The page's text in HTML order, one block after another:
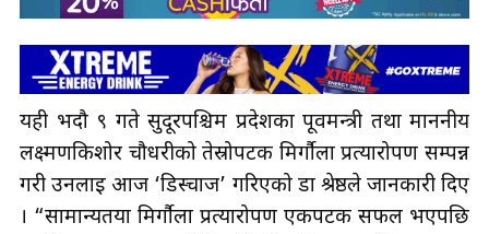
यही भदौ ९ गते सुदूरपश्चिम प्रदेशका पूर्वमन्त्री तथा माननीय
लक्ष्मणकिशोर चौधरीको तेस्रोपटक मिर्गौला प्रत्यारोपण सम्पन्न
गरी उनलाई आज ‘डिस्चार्ज’ गरिएको डा श्रेष्ठले जानकारी दिए
। “सामान्यतया मिर्गौला प्रत्यारोपण एकपटक सफल भएपछि